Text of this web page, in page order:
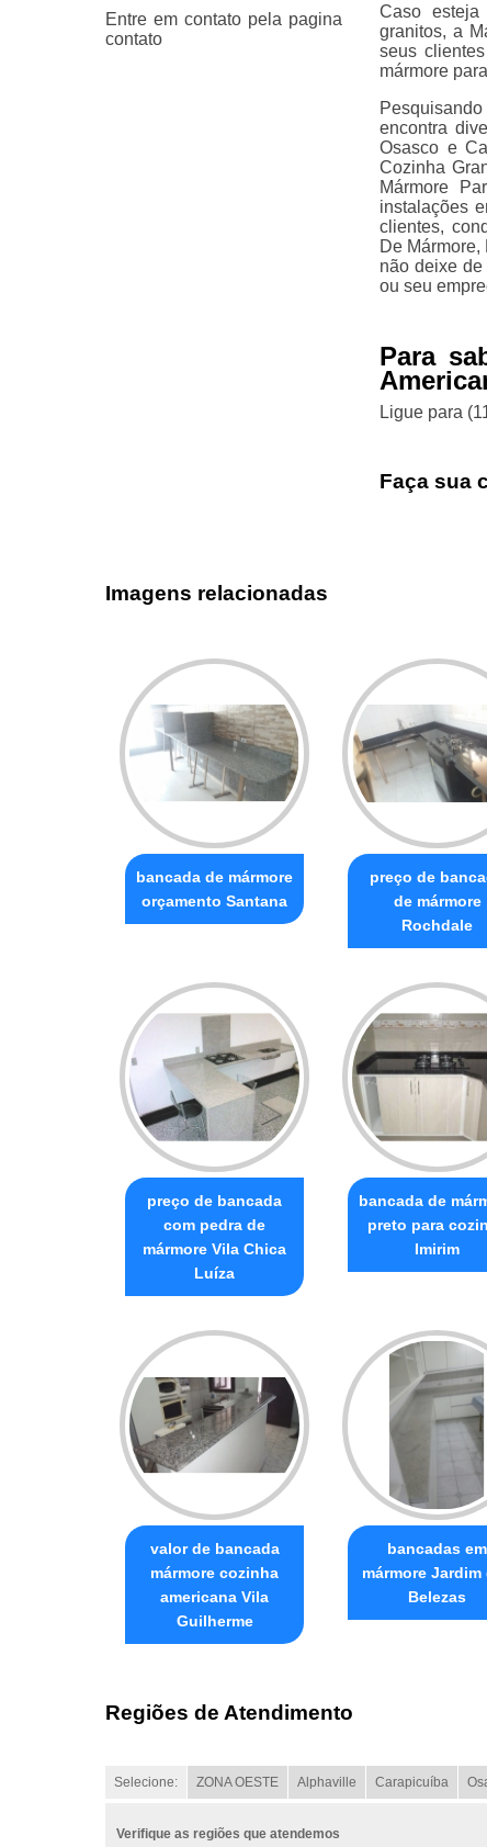
Caso
granitos, a
seus
mármore
encontra
Osasco e
Cozinha
Mármore
instalações
clientes,
De
não deixe de
ou seu
Para
Ligue para
Faça sua
Imagens relacionadas
bancada de mármore
orçamento Santana
preço de
de mármore
Rochdale
preço de bancada
com pedra de
mármore Vila Chica
Luíza
bancada de
preto para
Imirim
valor de bancada
mármore cozinha
americana Vila
Guilherme
bancadas em
mármore Jardim
Belezas
Regiões de Atendimento
Selecione: ZONA OESTE Alphaville Carapicuíba
Verifique as regiões que atendemos